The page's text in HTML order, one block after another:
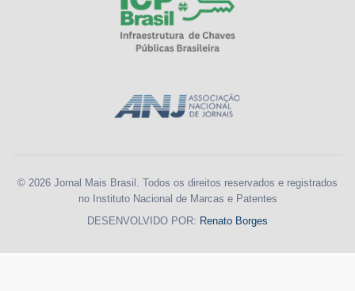
© 2026 Jornal Mais Brasil. Todos os direitos reservados e registrados
no Instituto Nacional de Marcas e Patentes
DESENVOLVIDO POR: Renato Borges